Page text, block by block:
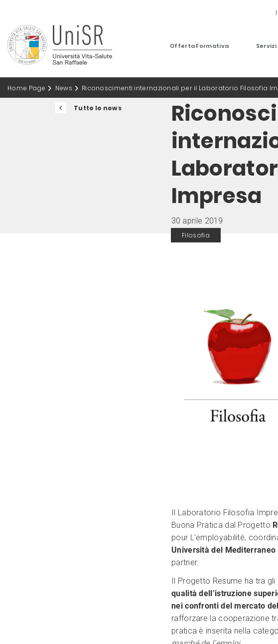
Offerta Formativa Servizi
Home Page News Riconoscimenti internazionali per il Laboratorio Filosofia
Tutte le news
Impresa
30 aprile 2019
Filosofia
Il Laboratorio Filosofia
Buona Pratica dal Progetto
pour L’employabilité,
Università del Mediterraneo
partner.
Il Progetto Resume ha tra
qualità dell’istruzione
nei confronti del mercato
rafforzare la cooperazione
pratica è inserita nella